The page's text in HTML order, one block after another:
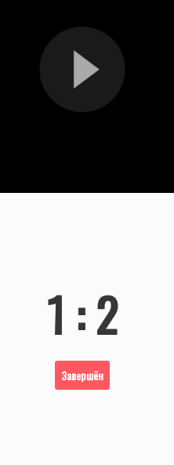
1 : 2
Завершён